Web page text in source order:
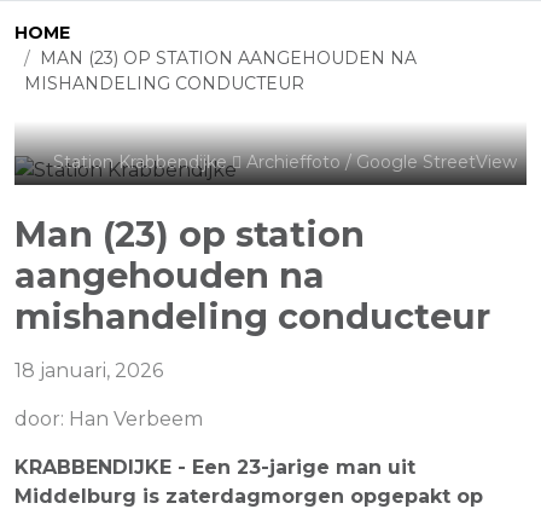
HOME
MAN (23) OP STATION AANGEHOUDEN NA
MISHANDELING CONDUCTEUR
Station Krabbendijke Archieffoto / Google StreetView
Man (23) op station
aangehouden na
mishandeling conducteur
18 januari, 2026
door: Han Verbeem
KRABBENDIJKE - Een 23-jarige man uit
Middelburg is zaterdagmorgen opgepakt op